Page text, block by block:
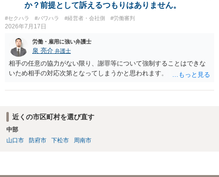
か？前提として訴えるつもりはありません。
#セクハラ #パワハラ #経営者・会社側 #労働審判
2026年7月17日
労働・雇用に強い弁護士
泉 亮介 弁護士
相手の任意の協力がない限り、謝罪等について強制することはできな
いため相手の対応次第となってしまうかと思われます。
近くの市区町村を選び直す
中部
山口市
防府市 下松市 周南市